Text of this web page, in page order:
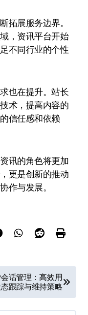
拓展服务边界。
，资讯平台开始
不同行业的个性
也在提升。站长
术，提高内容的
信任感和依赖
讯的角色将更加
更是创新的推动
作与发展。
会话管理：高效用
态跟踪与维持策略